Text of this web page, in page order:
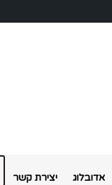
אדובלוג יצירת קשר